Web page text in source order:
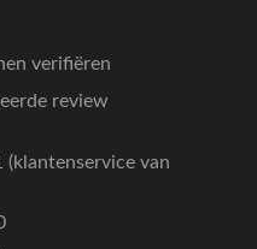
verifiëren
review
van